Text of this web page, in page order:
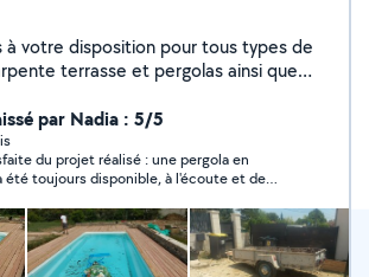
à votre disposition pour tous types de
terrasse et pergolas ainsi que
scie sauteuse, perforateur et autre
demander les
par Nadia : 5/5
du projet réalisé : une pergola en
été toujours disponible, à l'écoute et de
à 100 %.